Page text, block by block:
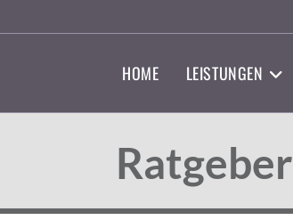
HOME LEISTUNGEN
Ratgeber